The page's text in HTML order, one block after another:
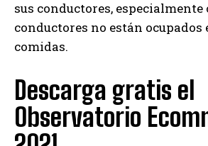
sus conductores, especialmente
conductores no están ocupados
comidas.
Descarga gratis el
Observatorio